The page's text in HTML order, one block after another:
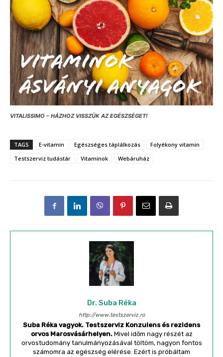
VITALISSIMO – HÁZHOZ VISSZÜK AZ EGÉSZSÉGET!
TAGS E-vitamin Egészséges táplálkozás
Folyékony vitamin
Testszerviz tudástár
Vitaminok Webáruház
Dr. Suba Réka
http://www.testszerviz.ro
Suba Réka vagyok. Testszerviz Konzulens és rezidens
orvos Marosvásárhelyen.Mivel időm nagy részét az
orvostudomány tanulmányozásával töltöm, nagyon fontos
számomra az egészség elérése. Ezért is próbáltam